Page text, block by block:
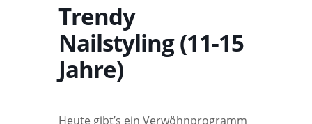
Trendy
Nailstyling (11-15
Jahre)
Heute gibt’s ein Verwöhnprogramm